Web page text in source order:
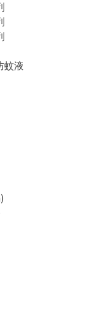
蚊液